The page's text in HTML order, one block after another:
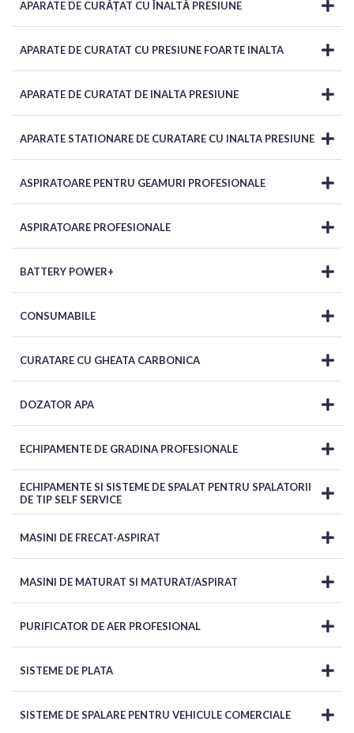
APARATE DE CURĂȚAT CU ÎNALTĂ PRESIUNE
APARATE DE CURATAT CU PRESIUNE FOARTE INALTA
APARATE DE CURATAT DE INALTA PRESIUNE
APARATE STATIONARE DE CURATARE CU INALTA PRESIUNE
ASPIRATOARE PENTRU GEAMURI PROFESIONALE
ASPIRATOARE PROFESIONALE
BATTERY POWER+
CONSUMABILE
CURATARE CU GHEATA CARBONICA
DOZATOR APA
ECHIPAMENTE DE GRADINA PROFESIONALE
ECHIPAMENTE SI SISTEME DE SPALAT PENTRU SPALATORII
DE TIP SELF SERVICE
MASINI DE FRECAT-ASPIRAT
MASINI DE MATURAT SI MATURAT/ASPIRAT
PURIFICATOR DE AER PROFESIONAL
SISTEME DE PLATA
SISTEME DE SPALARE PENTRU VEHICULE COMERCIALE